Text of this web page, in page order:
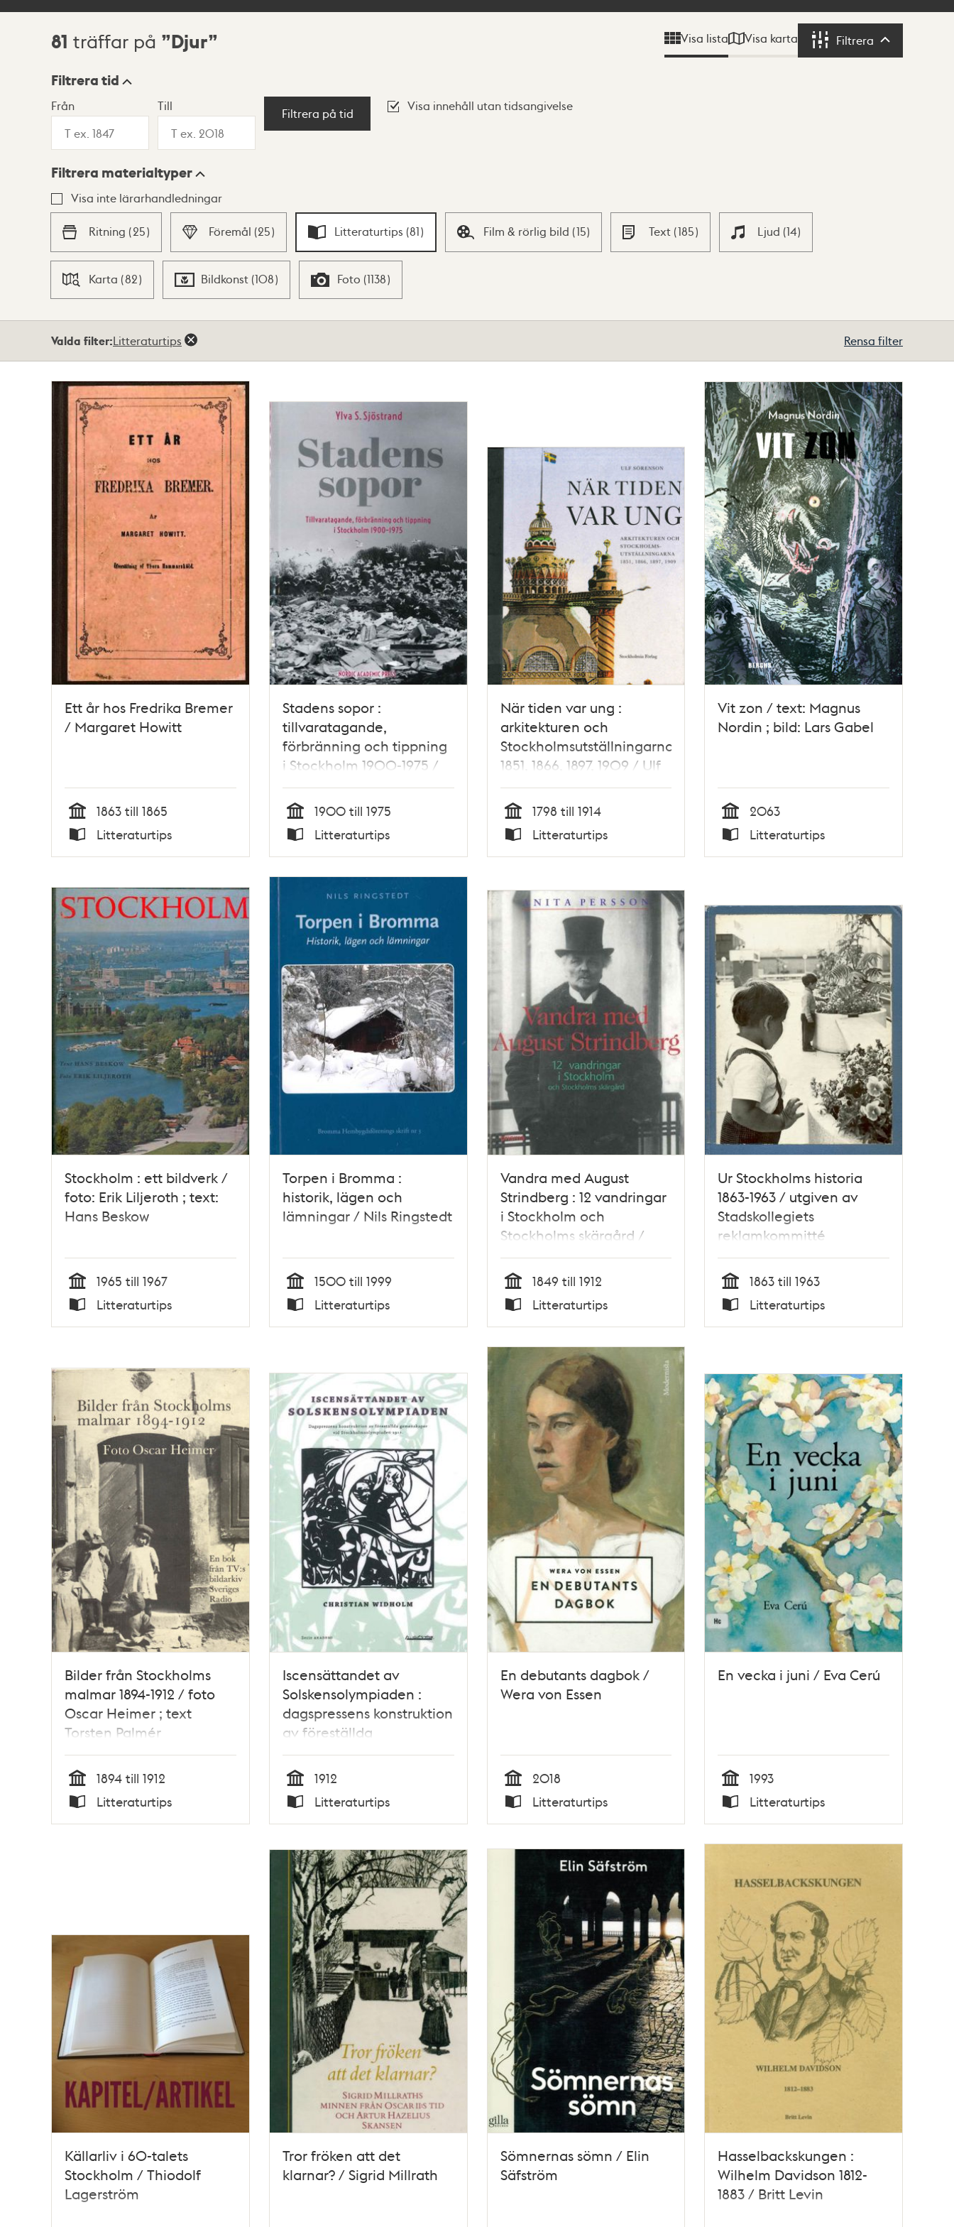
Sökresultat
81 träffar på Djur Visa lista Visa karta Filtrera Filtrera
Visningsläge
Lista Karta
Filtrera tid
Från Till
Filtrera på tid
Visa innehåll utan tidsangivelse
Filtrera materialtyper
Visa inte lärarhandledningar
Ritning (25) Föremål (25) Litteraturtips (81) Film & rörlig bild (15) Text (185) Ljud (14)
Karta (82) Bildkonst (108) Foto (1138)
Valda filter:Litteraturtips Rensa filter
Ett år hos Fredrika Bremer
/ Margaret Howitt
Tid
1863 till 1865
Typ
Litteraturtips
Stadens sopor :
tillvaratagande,
förbränning och tippning
i Stockholm 1900-1975 /
Ylva S. Sjöstrand
Tid
1900 till 1975
Typ
Litteraturtips
När tiden var ung :
arkitekturen och
Stockholmsutställningarna
1851, 1866, 1897, 1909 / Ulf
Sörenson
Tid
1798 till 1914
Typ
Litteraturtips
Vit zon / text: Magnus
Nordin ; bild: Lars Gabel
Tid
2063
Typ
Litteraturtips
Stockholm : ett bildverk /
foto: Erik Liljeroth ; text:
Hans Beskow
Tid
1965 till 1967
Typ
Litteraturtips
Torpen i Bromma :
historik, lägen och
lämningar / Nils Ringstedt
Tid
1500 till 1999
Typ
Litteraturtips
Vandra med August
Strindberg : 12 vandringar
i Stockholm och
Stockholms skärgård /
Anita Persson
Tid
1849 till 1912
Typ
Litteraturtips
Ur Stockholms historia
1863-1963 / utgiven av
Stadskollegiets
reklamkommitté
Tid
1863 till 1963
Typ
Litteraturtips
Bilder från Stockholms
malmar 1894-1912 / foto
Oscar Heimer ; text
Torsten Palmér
Tid
1894 till 1912
Litteraturtips
Iscensättandet av
Solskensolympiaden :
dagspressens konstruktion
av föreställda
gemenskaper vid
Stockholmsolympiaden
1912 / Christian Widholm
Tid
1912
Litteraturtips
En debutants dagbok /
Wera von Essen
Tid
2018
Litteraturtips
En vecka i juni / Eva Cerú
Tid
1993
Litteraturtips
Källarliv i 60-talets
Stockholm / Thiodolf
Lagerström
Tror fröken att det
klarnar? / Sigrid Millrath
Sömnernas sömn / Elin
Säfström
Hasselbackskungen :
Wilhelm Davidson 1812-
1883 / Britt Levin